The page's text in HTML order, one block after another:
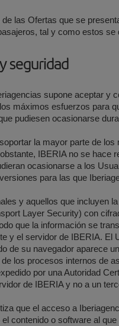
las Ofertas que se
tal y como estos se
seguridad
supone aceptar y
máximos esfuerzos para
pudiesen ocasionarse
la mayor parte de
IBERIA no se hace
ocasionarse a los
para las que
y aquellos que incluyen
Layer Security) con
que la información se
y el servidor de IBERIA.
de su navegador aparece
los procesos internos de
por una Autoridad
de IBERIA y no a un
que el acceso a
contenido o software al